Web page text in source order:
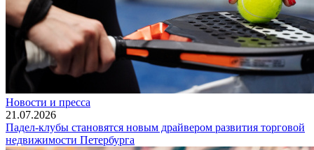
Новости и пресса
21.07.2026
Падел-клубы становятся новым драйвером развития торговой
недвижимости Петербурга